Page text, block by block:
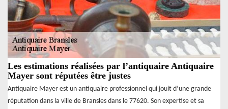
Les estimations réalisées par l’antiquaire Antiquaire
Mayer sont réputées être justes
Antiquaire Mayer est un antiquaire professionnel qui jouit d’une grande
réputation dans la ville de Bransles dans le 77620. Son expertise et sa